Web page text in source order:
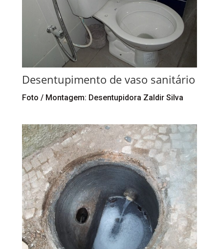
Desentupimento de vaso sanitário
Foto / Montagem: Desentupidora Zaldir Silva